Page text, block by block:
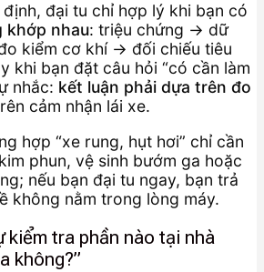
đại tu chỉ hợp lý khi bạn có
khớp nhau: triệu chứng → dữ
kiểm cơ khí → đối chiếu tiêu
khi bạn đặt câu hỏi “có cần làm
nhắc: kết luận phải dựa trên đo
cảm nhận lái xe.
hợp “xe rung, hụt hơi” chỉ cần
phun, vệ sinh bướm ga hoặc
nếu bạn đại tu ngay, bạn trả
không nằm trong lòng máy.
kiểm tra phần nào tại nhà
không?”